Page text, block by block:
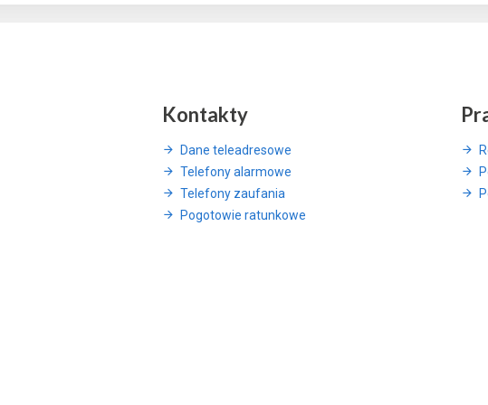
Kontakty
Dane teleadresowe
Telefony alarmowe
Telefony zaufania
Pogotowie ratunkowe